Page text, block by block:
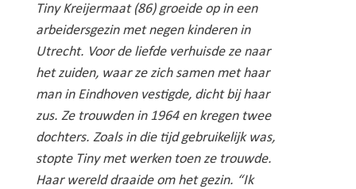
Tiny Kreijermaat (86) groeide op in een
arbeidersgezin met negen kinderen in
Utrecht. Voor de liefde verhuisde ze naar
het zuiden, waar ze zich samen met haar
man in Eindhoven vestigde, dicht bij haar
zus. Ze trouwden in 1964 en kregen twee
dochters. Zoals in die tijd gebruikelijk was,
stopte Tiny met werken toen ze trouwde.
Haar wereld draaide om het gezin. “Ik